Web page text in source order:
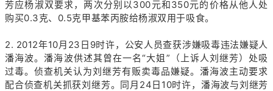
芳应杨淑双要求，两次分别以300元和350元的价格从他人处
购买0.3克、0.5克甲基苯丙胺给杨淑双用于吸食。
2. 2012年10月23日9时许，公安人员查获涉嫌吸毒违法嫌疑人
潘海波。潘海波供述其曾在一名“大姐”（上诉人刘继芳）处吸
过毒。侦查机关认为刘继芳有贩卖毒品嫌疑。潘海波主动要求
配合侦查机关抓获刘继芳。同月24日10时许，潘海波与刘继芳